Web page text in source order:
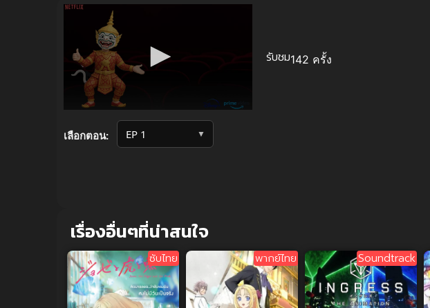
เลือกตอน: ▼
รับชม142 ครั้ง
เรื่องอื่นๆที่น่าสนใจ
ซับไทย พากย์ไทย Soundtrack